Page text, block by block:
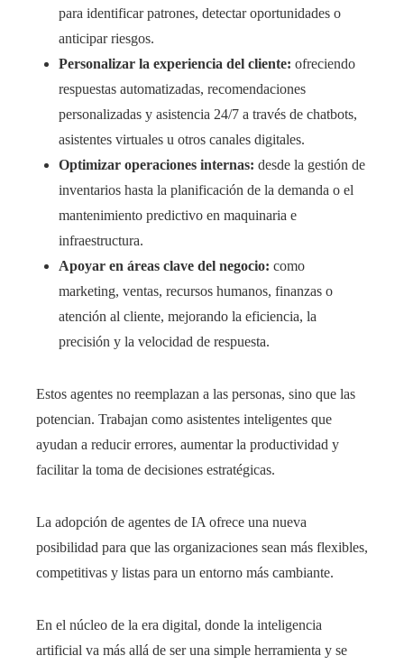
para identificar patrones, detectar oportunidades o
anticipar riesgos.
Personalizar la experiencia del cliente: ofreciendo
respuestas automatizadas, recomendaciones
personalizadas y asistencia 24/7 a través de chatbots,
asistentes virtuales u otros canales digitales.
Optimizar operaciones internas: desde la gestión de
inventarios hasta la planificación de la demanda o el
mantenimiento predictivo en maquinaria e
infraestructura.
Apoyar en áreas clave del negocio: como
marketing, ventas, recursos humanos, finanzas o
atención al cliente, mejorando la eficiencia, la
precisión y la velocidad de respuesta.
Estos agentes no reemplazan a las personas, sino que las
potencian. Trabajan como asistentes inteligentes que
ayudan a reducir errores, aumentar la productividad y
facilitar la toma de decisiones estratégicas.
La adopción de agentes de IA ofrece una nueva
posibilidad para que las organizaciones sean más flexibles,
competitivas y listas para un entorno más cambiante.
En el núcleo de la era digital, donde la inteligencia
artificial va más allá de ser una simple herramienta y se